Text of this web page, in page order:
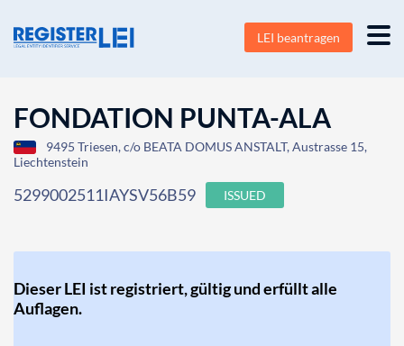
LEI beantragen
FONDATION PUNTA-ALA
9495 Triesen, c/o BEATA DOMUS ANSTALT, Austrasse 15,
Liechtenstein
5299002511IAYSV56B59 ISSUED
Dieser LEI ist registriert, gültig und erfüllt alle
Auflagen.